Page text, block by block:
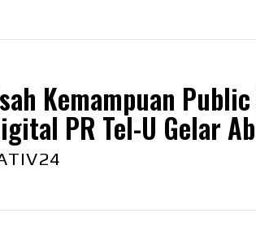
Kemampuan
PR Tel-U Gelar